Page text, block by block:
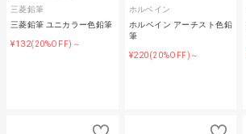
三菱鉛筆
三菱鉛筆 ユニカラー色鉛筆
¥132(20%OFF)～
ホルベイン
ホルベイン アーチスト色鉛
筆
¥220(20%OFF)～